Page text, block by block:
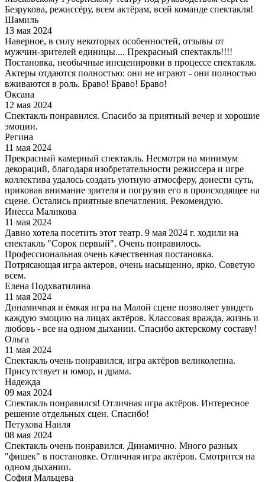
Безрукова, режиссёру, всем актёрам, всей команде спектакля!
Шамиль
13 мая 2024
Наверное, в силу некоторых особенностей, отзывы от
мужчин-зрителей единицы.... Прекрасный спектакль!!!!
Постановка, необычные инсценировки в процессе спектакля.
Актеры отдаются полностью: они не играют - они полностью
вживаются в роль. Браво! Браво! Браво!
Оксана
12 мая 2024
Спектакль понравился. Спасибо за приятный вечер и хорошие
эмоции.
Регина
11 мая 2024
Прекрасный камерный спектакль. Несмотря на минимум
декораций, благодаря изобретательности режиссера и игре
коллектива удалось создать уютную атмосферу, донести суть,
приковав внимание зрителя и погрузив его в происходящее на
сцене. Остались приятные впечатления. Рекомендую.
Инесса Маликова
11 мая 2024
Давно хотела посетить этот театр. 9 мая 2024 г. ходили на
спектакль "Сорок первый". Очень понравилось.
Профессиональная очень качественная постановка.
Потрясающая игра актеров, очень насыщенно, ярко. Советую
всем.
Елена Подхватилина
11 мая 2024
Динамичная и ёмкая игра на Малой сцене позволяет увидеть
каждую эмоцию на лицах актёров. Классовая вражда, жизнь и
любовь - все на одном дыхании. Спасибо актерскому составу!
Ольга
11 мая 2024
Спектакль очень понравился, игра актёров великолепна.
Присутствует и юмор, и драма.
Надежда
09 мая 2024
Спектакль понравился! Отличная игра актёров. Интересное
решение отдельных сцен. Спасибо!
Петухова Наиля
08 мая 2024
Спектакль очень понравился. Динамично. Много разных
"фишек" в постановке. Отличная игра актёров. Смотрится на
одном дыхании.
София Мальцева